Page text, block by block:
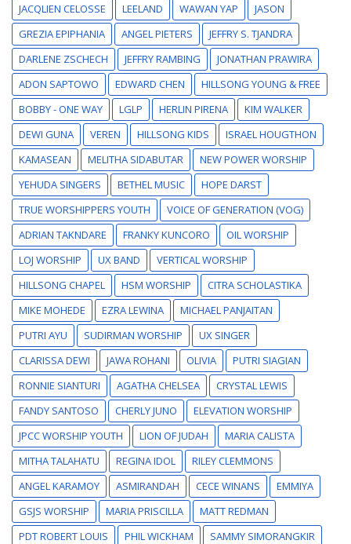
JACQLIEN CELOSSE
LEELAND WAWAN YAP
JASON
GREZIA EPIPHANIA
ANGEL PIETERS
JEFFRY S. TJANDRA
DARLENE ZSCHECH
JEFFRY RAMBING
JONATHAN PRAWIRA
ADON SAPTOWO
EDWARD CHEN
HILLSONG YOUNG & FREE
BOBBY - ONE WAY
LGLP HERLIN PIRENA
KIM WALKER
DEWI GUNA
VEREN HILLSONG KIDS
ISRAEL HOUGTHON
KAMASEAN
MELITHA SIDABUTAR
NEW POWER WORSHIP
YEHUDA SINGERS
BETHEL MUSIC
HOPE DARST
TRUE WORSHIPPERS YOUTH
VOICE OF GENERATION (VOG)
ADRIAN TAKNDARE
FRANKY KUNCORO
OIL WORSHIP
LOJ WORSHIP
UX BAND
VERTICAL WORSHIP
HILLSONG CHAPEL
HSM WORSHIP
CITRA SCHOLASTIKA
MIKE MOHEDE
EZRA LEWINA
MICHAEL PANJAITAN
PUTRI AYU
SUDIRMAN WORSHIP
UX SINGER
CLARISSA DEWI
JAWA ROHANI OLIVIA
PUTRI SIAGIAN
RONNIE SIANTURI
AGATHA CHELSEA
CRYSTAL LEWIS
FANDY SANTOSO
CHERLY JUNO
ELEVATION WORSHIP
JPCC WORSHIP YOUTH
LION OF JUDAH
MARIA CALISTA
MITHA TALAHATU
REGINA IDOL
RILEY CLEMMONS
ANGEL KARAMOY
ASMIRANDAH CECE WINANS
EMMIYA
GSJS WORSHIP
MARIA PRISCILLA
MATT REDMAN
PDT ROBERT LOUIS
PHIL WICKHAM SAMMY SIMORANGKIR